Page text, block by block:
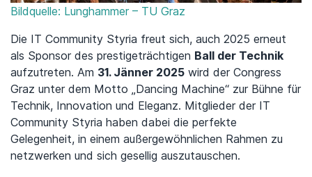
Bildquelle: Lunghammer – TU Graz
Die IT Community Styria freut sich, auch 2025 erneut
als Sponsor des prestigeträchtigen Ball der Technik
aufzutreten. Am 31. Jänner 2025 wird der Congress
Graz unter dem Motto „Dancing Machine“ zur Bühne für
Technik, Innovation und Eleganz. Mitglieder der IT
Community Styria haben dabei die perfekte
Gelegenheit, in einem außergewöhnlichen Rahmen zu
netzwerken und sich gesellig auszutauschen.